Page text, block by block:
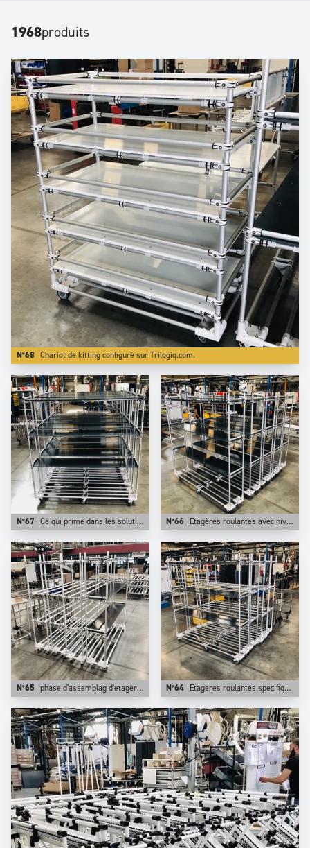
1968produits
N°68 Chariot de kitting configuré sur Trilogiq.com.
N°67 Ce qui prime dans les solutions mobiles est la légèreté de la solution, l'aluminium est le matériaux idéal pour atteindre cet objectif. N°66 Etagères roulantes avec niveaux ajustables en hauteur.
N°65 phase d'assemblag d'etagères roulantes avec plateaux noirs. N°64 Etageres roulantes specifiques configurées sur Trilogiq.com.